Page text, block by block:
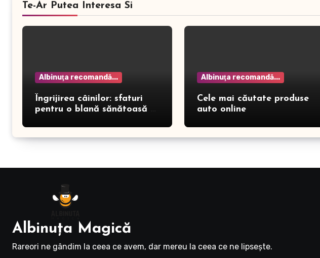
Te-Ar Putea Interesa Si
Albinuţa recomandă...
Îngrijirea câinilor: sfaturi
pentru o blană sănătoasă și
Albinuţa recomandă...
Cele mai căutate produse
auto online
Albinuţa Magică
Rareori ne gândim la ceea ce avem, dar mereu la ceea ce ne lipseşte.